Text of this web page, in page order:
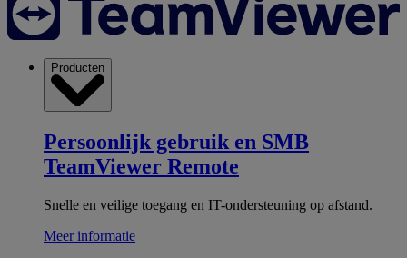
Producten
Persoonlijk gebruik en SMB
TeamViewer Remote
Snelle en veilige toegang en IT-ondersteuning op afstand.
Meer informatie